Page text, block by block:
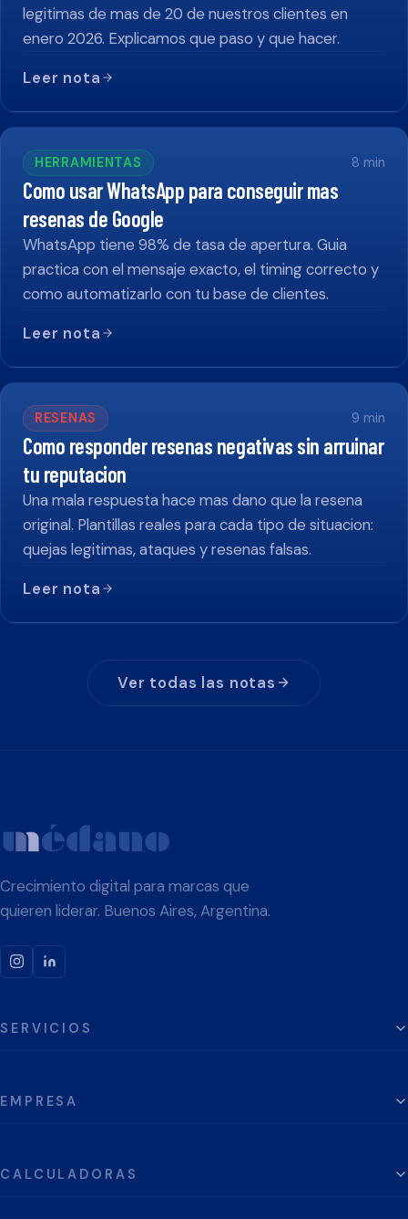
legitimas de mas de 20 de nuestros clientes en
enero 2026. Explicamos que paso y que hacer.
Leer nota
HERRAMIENTAS 8 min
Como usar WhatsApp para conseguir mas
resenas de Google
WhatsApp tiene 98% de tasa de apertura. Guia
practica con el mensaje exacto, el timing correcto y
como automatizarlo con tu base de clientes.
Leer nota
RESENAS 9 min
Como responder resenas negativas sin arruinar
tu reputacion
Una mala respuesta hace mas dano que la resena
original. Plantillas reales para cada tipo de situacion:
quejas legitimas, ataques y resenas falsas.
Leer nota
Ver todas las notas
Crecimiento digital para marcas que
quieren liderar. Buenos Aires, Argentina.
SERVICIOS
EMPRESA
CALCULADORAS